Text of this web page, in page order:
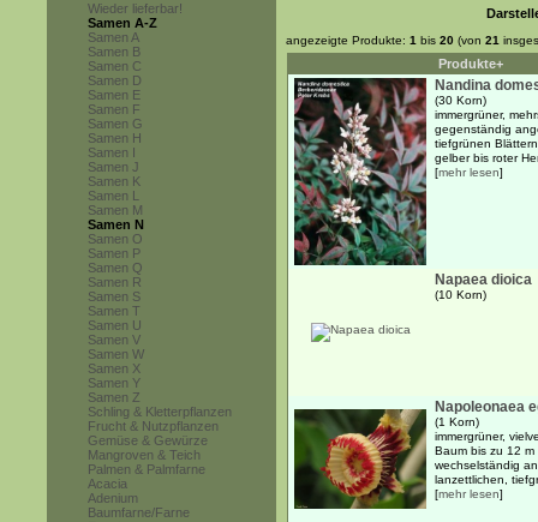
Wieder lieferbar!
Samen A-Z
Samen A
Samen B
Samen C
Samen D
Samen E
Samen F
Samen G
Samen H
Samen I
Samen J
Samen K
Samen L
Samen M
Samen N
Samen O
Samen P
Samen Q
Samen R
Samen S
Samen T
Samen U
Samen V
Samen W
Samen X
Samen Y
Samen Z
Schling & Kletterpflanzen
Frucht & Nutzpflanzen
Gemüse & Gewürze
Mangroven & Teich
Palmen & Palmfarne
Acacia
Adenium
Baumfarne/Farne
angezeigte Produkte: 1 bis 20 (von 21
Produkte+
Nandina
(30 Korn)
immergrüner,
gegenständig
tiefgrünen
gelber bis roter
[mehr lesen]
Napaea dioica
(10 Korn)
Napoleonaea
(1 Korn)
immergrüner,
Baum bis zu 12
wechselständig
lanzettlichen,
[mehr lesen]